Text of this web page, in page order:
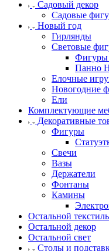
Садовый декор
Садовые
Новый год
Гирлянды
Световые
Фигуры
Панно
Елочные
Новогодние
Ели
Комплектующие
Декоративные
Фигуры
Свечи
Вазы
Держатели
Фонтаны
Камины
Остальной текстиль
Остальной декор
Остальной свет
Столы и